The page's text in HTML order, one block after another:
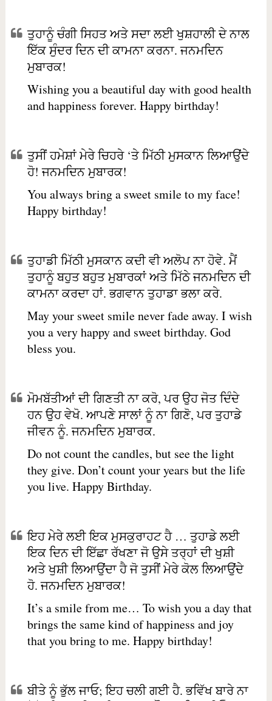
ਤੁਹਾਨੂੰ ਚੰਗੀ ਸਿਹਤ ਅਤੇ ਸਦਾ ਲਈ ਖੁਸ਼ਹਾਲੀ ਦੇ ਨਾਲ
ਇੱਕ ਸੁੰਦਰ ਦਿਨ ਦੀ ਕਾਮਨਾ ਕਰਨਾ. ਜਨਮਦਿਨ
ਮੁਬਾਰਕ!
Wishing you a beautiful day with good health
and happiness forever. Happy birthday!
ਤੁਸੀਂ ਹਮੇਸ਼ਾਂ ਮੇਰੇ ਚਿਹਰੇ ‘ਤੇ ਮਿੱਠੀ ਮੁਸਕਾਨ ਲਿਆਉਂਦੇ
ਹੋ! ਜਨਮਦਿਨ ਮੁਬਾਰਕ!
You always bring a sweet smile to my face!
Happy birthday!
ਤੁਹਾਡੀ ਮਿੱਠੀ ਮੁਸਕਾਨ ਕਦੀ ਵੀ ਅਲੋਪ ਨਾ ਹੋਵੇ. ਮੈਂ
ਤੁਹਾਨੂੰ ਬਹੁਤ ਬਹੁਤ ਮੁਬਾਰਕਾਂ ਅਤੇ ਮਿੱਠੇ ਜਨਮਦਿਨ ਦੀ
ਕਾਮਨਾ ਕਰਦਾ ਹਾਂ. ਭਗਵਾਨ ਤੁਹਾਡਾ ਭਲਾ ਕਰੇ.
May your sweet smile never fade away. I wish
you a very happy and sweet birthday. God
bless you.
ਮੋਮਬੱਤੀਆਂ ਦੀ ਗਿਣਤੀ ਨਾ ਕਰੋ, ਪਰ ਉਹ ਜੋਤ ਦਿੰਦੇ
ਹਨ ਉਹ ਵੇਖੋ. ਆਪਣੇ ਸਾਲਾਂ ਨੂੰ ਨਾ ਗਿਣੋ, ਪਰ ਤੁਹਾਡੇ
ਜੀਵਨ ਨੂੰ. ਜਨਮਦਿਨ ਮੁਬਾਰਕ.
Do not count the candles, but see the light
they give. Don’t count your years but the life
you live. Happy Birthday.
ਇਹ ਮੇਰੇ ਲਈ ਇਕ ਮੁਸਕੁਰਾਹਟ ਹੈ … ਤੁਹਾਡੇ ਲਈ
ਇਕ ਦਿਨ ਦੀ ਇੱਛਾ ਰੱਖਣਾ ਜੋ ਉਸੇ ਤਰ੍ਹਾਂ ਦੀ ਖੁਸ਼ੀ
ਅਤੇ ਖੁਸ਼ੀ ਲਿਆਉਂਦਾ ਹੈ ਜੋ ਤੁਸੀਂ ਮੇਰੇ ਕੋਲ ਲਿਆਉਂਦੇ
ਹੋ. ਜਨਮਦਿਨ ਮੁਬਾਰਕ!
It’s a smile from me… To wish you a day that
brings the same kind of happiness and joy
that you bring to me. Happy birthday!
ਬੀਤੇ ਨੂੰ ਭੁੱਲ ਜਾਓ; ਇਹ ਚਲੀ ਗਈ ਹੈ. ਭਵਿੱਖ ਬਾਰੇ ਨਾ